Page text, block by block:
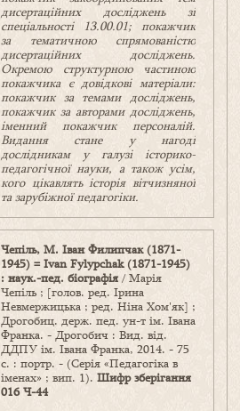
дисертаційних досліджень зі
спеціальності 13.00.01; покажчик
за тематичною спрямованістю
дисертаційних досліджень.
Окремою структурною частиною
покажчика є довідкові матеріали:
покажчик за темами досліджень,
покажчик за авторами досліджень,
іменний покажчик персоналій.
Видання стане у нагоді
дослідникам у галузі історико-
педагогічної науки, а також усім,
кого цікавлять історія вітчизняної
та зарубіжної педагогіки.
Чепіль, М. Іван Филипчак (1871-
1945) = Ivan Fylypchak (1871-1945)
: наук.-пед. біографія / Марія
Чепіль ; [голов. ред. Ірина
Невмержицька ; ред. Ніна Хом'як] ;
Дрогобиц. держ. пед. ун-т ім. Івана
Франка. - Дрогобич : Вид. від.
ДДПУ ім. Івана Франка, 2014. - 75
с. : портр. - (Серія «Педагогіка в
іменах» ; вип. 1). Шифр зберігання
016 Ч-44